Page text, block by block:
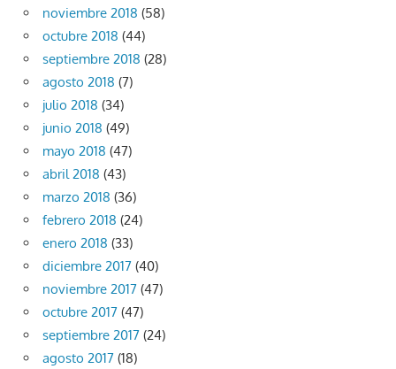
noviembre 2018 (58)
octubre 2018 (44)
septiembre 2018 (28)
agosto 2018 (7)
julio 2018 (34)
junio 2018 (49)
mayo 2018 (47)
abril 2018 (43)
marzo 2018 (36)
febrero 2018 (24)
enero 2018 (33)
diciembre 2017 (40)
noviembre 2017 (47)
octubre 2017 (47)
septiembre 2017 (24)
agosto 2017 (18)